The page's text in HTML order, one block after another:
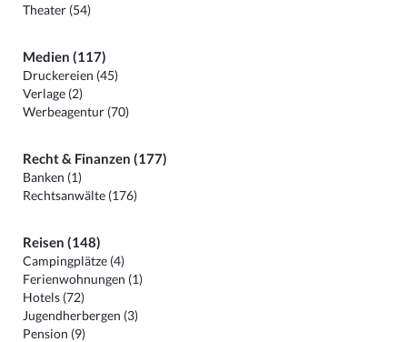
Theater (54)
Medien (117)
Druckereien (45)
Verlage (2)
Werbeagentur (70)
Recht & Finanzen (177)
Banken (1)
Rechtsanwälte (176)
Reisen (148)
Campingplätze (4)
Ferienwohnungen (1)
Hotels (72)
Jugendherbergen (3)
Pension (9)